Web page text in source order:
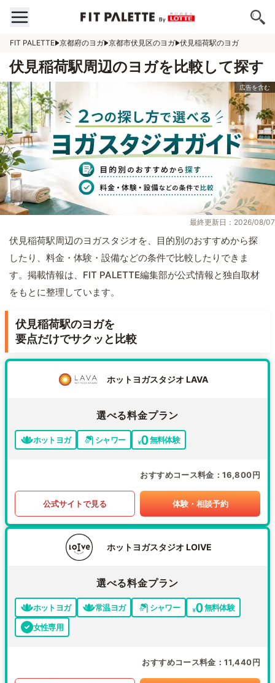
FIT PALETTE 京都府のヨガ 京都市伏見区のヨガ 伏見稲荷駅のヨガ
伏見稲荷駅周辺のヨガを比較して探す
最終更新日：2026/08/07
伏見稲荷駅周辺のヨガスタジオを、目的別のおすすめから探
したり、料金・体験・設備などの条件で比較したりできま
す。掲載情報は、FIT PALETTE編集部が公式情報と独自取材
をもとに整理しています。
伏見稲荷駅のヨガを
要点だけでサクッと比較
ホットヨガスタジオ LAVA
選べる料金プラン
ホットヨガ シャワー 無料体験
おすすめコース料金 16,800円
公式サイトで見る 体験・相談予約
ホットヨガスタジオ LOIVE
選べる料金プラン
ホットヨガ 常温ヨガ シャワー
無料体験
女性専用
おすすめコース料金 11,440円